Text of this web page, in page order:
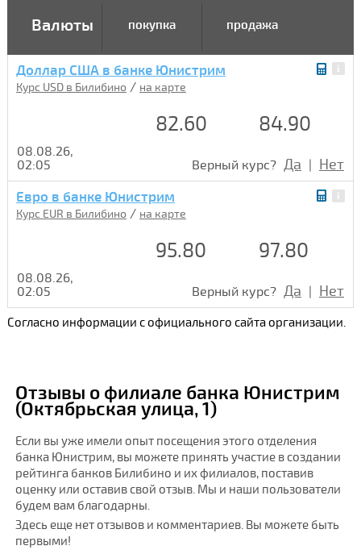
Валюты покупка продажа
Доллар США в банке Юнистрим
Курс USD в Билибино/ на карте
82.60 84.90
08.08.26,
02:05
Верный курс? Да | Нет
Евро в банке Юнистрим
Курс EUR в Билибино/ на карте
95.80 97.80
08.08.26,
02:05
Верный курс? Да | Нет
Согласно информации с официального сайта организации.
Отзывы о филиале банка Юнистрим
(Октябрьская улица, 1)
Если вы уже имели опыт посещения этого отделения
банка Юнистрим, вы можете принять участие в создании
рейтинга банков Билибино и их филиалов, поставив
оценку или оставив свой отзыв. Мы и наши пользователи
будем вам благодарны.
Здесь еще нет отзывов и комментариев. Вы можете быть
первыми!